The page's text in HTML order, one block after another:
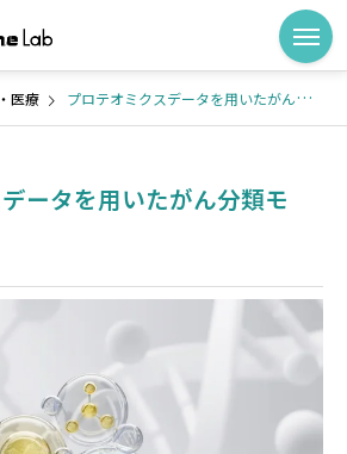
医療 プロテオミクスデータを用いたがん分類モデルの構築
ータを用いたがん分類モ